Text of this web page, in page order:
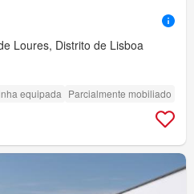
Loures, Distrito de Lisboa
equipada Parcialmente mobiliado